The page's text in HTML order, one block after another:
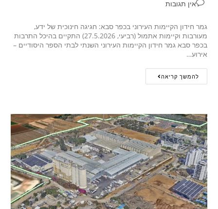
אין תגובות
גמר חידון הקיימות העירוני בכפר סבא: חגיגה חינוכית של ידע,
מעורבות וקיימות אתמול (רביעי, 27.5.2026) התקיים בהיכל התרבות
בכפר סבא גמר חידון הקיימות העירוני השנתי לבתי הספר היסודיים –
אירוע…
להמשך קריאה